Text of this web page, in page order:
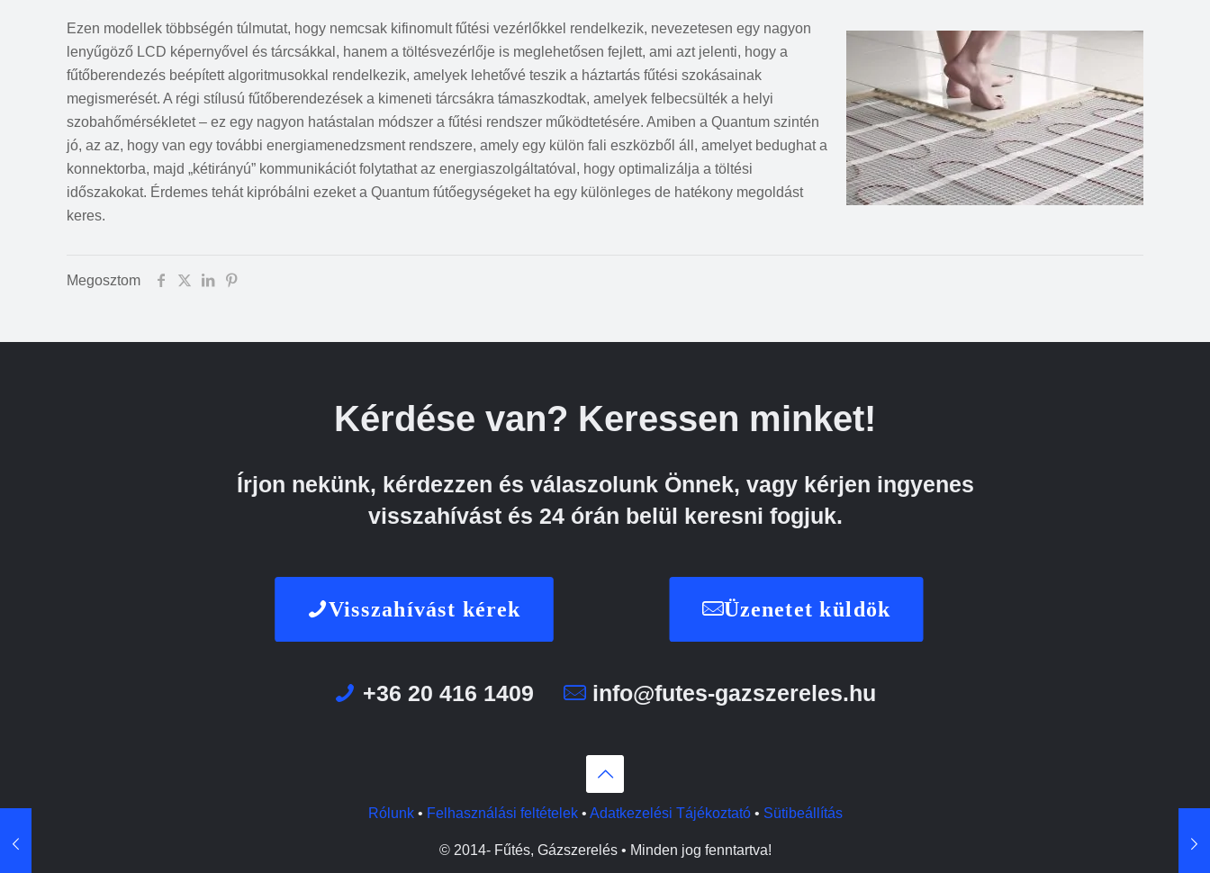
Ezen modellek többségén túlmutat, hogy nemcsak kifinomult fűtési vezérlőkkel rendelkezik, nevezetesen egy nagyon
lenyűgöző LCD képernyővel és tárcsákkal, hanem a töltésvezérlője is meglehetősen fejlett, ami azt jelenti, hogy a
fűtőberendezés beépített algoritmusokkal rendelkezik, amelyek lehetővé teszik a háztartás fűtési szokásainak
megismerését. A régi stílusú fűtőberendezések a kimeneti tárcsákra támaszkodtak, amelyek felbecsülték a helyi
szobahőmérsékletet – ez egy nagyon hatástalan módszer a fűtési rendszer működtetésére. Amiben a Quantum szintén
jó, az az, hogy van egy további energiamenedzsment rendszere, amely egy külön fali eszközből áll, amelyet bedughat a
konnektorba, majd „kétirányú” kommunikációt folytathat az energiaszolgáltatóval, hogy optimalizálja a töltési
időszakokat. Érdemes tehát kipróbálni ezeket a Quantum fútőegységeket ha egy különleges de hatékony megoldást
keres.
Megosztom
Kérdése van? Keressen minket!
Írjon nekünk, kérdezzen és válaszolunk Önnek, vagy kérjen ingyenes
visszahívást és 24 órán belül keresni fogjuk.
Visszahívást kérek Üzenetet küldök
+36 20 416 1409 info@futes-gazszereles.hu
Rólunk• Felhasználási feltételek• Adatkezelési Tájékoztató• Sütibeállítás
© 2014-Fűtés, Gázszerelés • Minden jog fenntartva!